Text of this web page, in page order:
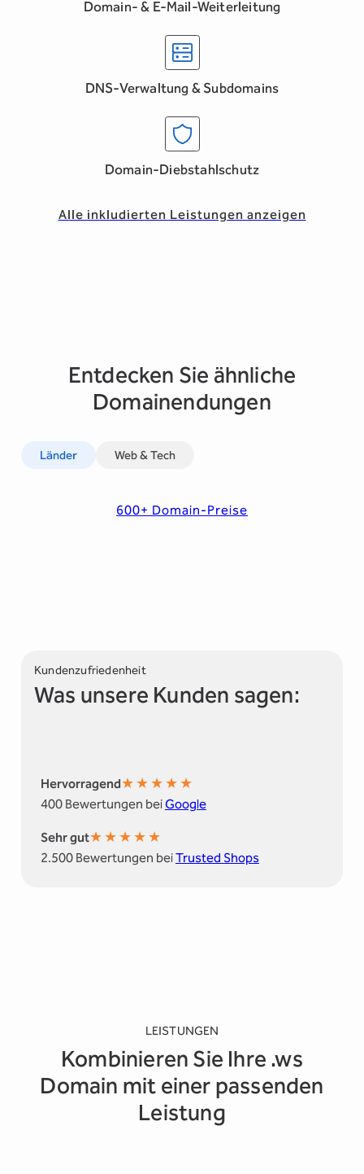
Domain- & E-Mail-Weiterleitung
DNS-Verwaltung & Subdomains
Domain-Diebstahlschutz
Alle inkludierten Leistungen anzeigen
Entdecken Sie ähnliche
Domainendungen
Länder Web & Tech
600+ Domain-Preise
Kundenzufriedenheit
Was unsere Kunden sagen:
Hervorragend★★★★★
400 Bewertungen beiGoogle
Sehr gut★★★★★
2.500 Bewertungen beiTrusted Shops
LEISTUNGEN
Kombinieren Sie Ihre .ws
Domain mit einer passenden
Leistung